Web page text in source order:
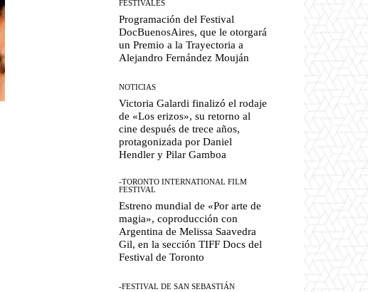
FESTIVALES
Programación del Festival
DocBuenosAires, que le otorgará
un Premio a la Trayectoria a
Alejandro Fernández Mouján
NOTICIAS
Victoria Galardi finalizó el rodaje
de «Los erizos», su retorno al
cine después de trece años,
protagonizada por Daniel
Hendler y Pilar Gamboa
-TORONTO INTERNATIONAL FILM
FESTIVAL
Estreno mundial de «Por arte de
magia», coproducción con
Argentina de Melissa Saavedra
Gil, en la sección TIFF Docs del
Festival de Toronto
-FESTIVAL DE SAN SEBASTIÁN